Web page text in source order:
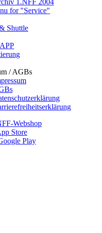
for "Service"
Shuttle
/ AGBs
Webshop
Store
Play